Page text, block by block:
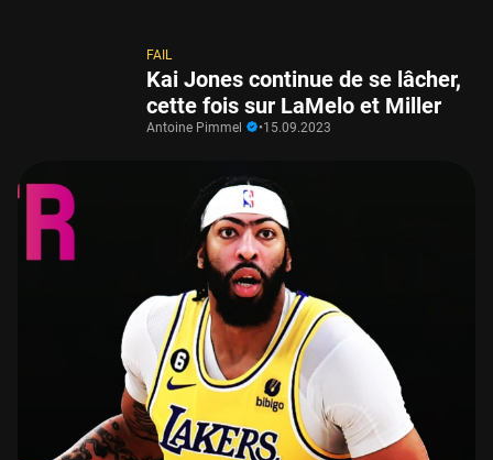
FAIL
Kai Jones continue de se lâcher,
cette fois sur LaMelo et Miller
Antoine Pimmel •15.09.2023